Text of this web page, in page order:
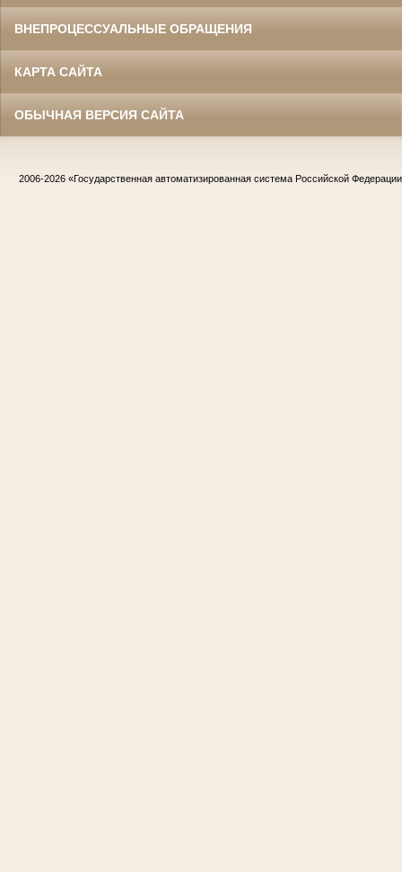
ВНЕПРОЦЕССУАЛЬНЫЕ ОБРАЩЕНИЯ
КАРТА САЙТА
ОБЫЧНАЯ ВЕРСИЯ САЙТА
2006-2026 «Государственная автоматизированная система Российской